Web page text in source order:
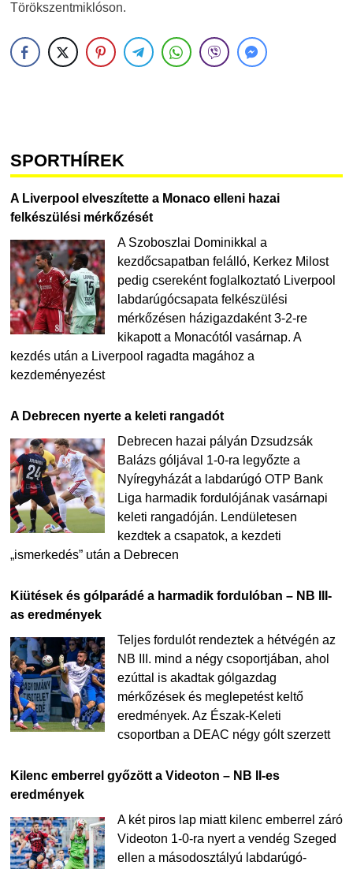
Törökszentmiklóson.
SPORTHÍREK
A Liverpool elveszítette a Monaco elleni hazai
felkészülési mérkőzését
A Szoboszlai Dominikkal a
kezdőcsapatban felálló, Kerkez Milost
pedig csereként foglalkoztató Liverpool
labdarúgócsapata felkészülési
mérkőzésen házigazdaként 3-2-re
kikapott a Monacótól vasárnap. A
kezdés után a Liverpool ragadta magához a
kezdeményezést
A Debrecen nyerte a keleti rangadót
Debrecen hazai pályán Dzsudzsák
Balázs góljával 1-0-ra legyőzte a
Nyíregyházát a labdarúgó OTP Bank
Liga harmadik fordulójának vasárnapi
keleti rangadóján. Lendületesen
kezdtek a csapatok, a kezdeti
„ismerkedés” után a Debrecen
Kiütések és gólparádé a harmadik fordulóban – NB III-
as eredmények
Teljes fordulót rendeztek a hétvégén az
NB III. mind a négy csoportjában, ahol
ezúttal is akadtak gólgazdag
mérkőzések és meglepetést keltő
eredmények. Az Észak-Keleti
csoportban a DEAC négy gólt szerzett
Kilenc emberrel győzött a Videoton – NB II-es
eredmények
A két piros lap miatt kilenc emberrel záró
Videoton 1-0-ra nyert a vendég Szeged
ellen a másodosztályú labdarúgó-